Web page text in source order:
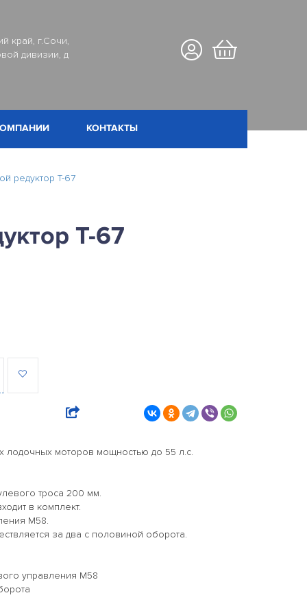
край, г.Сочи,
дивизии, д
КОНТАКТЫ
редуктор T-67
T-67
лодочных моторов мощностью до 55 л.с.
троса 200 мм.
в комплект.
M58.
за два с половиной оборота.
управления M58